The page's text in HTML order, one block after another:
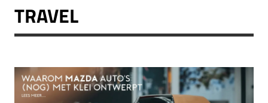
TRAVEL